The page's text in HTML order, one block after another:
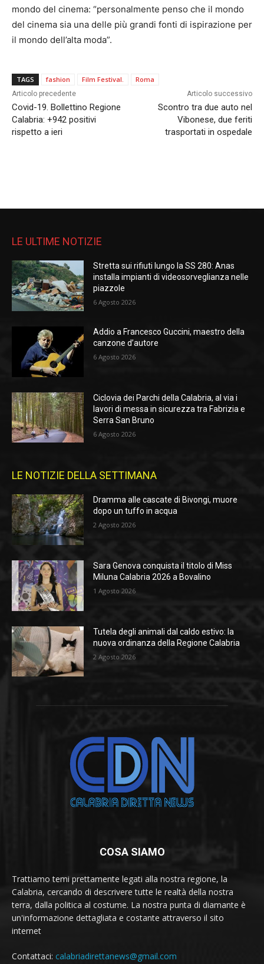
mondo del cinema: “personalmente penso che il mondo
del cinema sia una delle più grandi fonti di ispirazione per
il mondo dell’alta moda”.
TAGS fashion Film Festival. Roma
Articolo precedente
Covid-19. Bollettino Regione
Calabria: +942 positivi
rispetto a ieri
Articolo successivo
Scontro tra due auto nel
Vibonese, due feriti
trasportati in ospedale
LE ULTIME NOTIZIE
Stretta sui rifiuti lungo la SS 280: Anas
installa impianti di videosorveglianza nelle
piazzole
6 Agosto 2026
Addio a Francesco Guccini, maestro della
canzone d’autore
6 Agosto 2026
Ciclovia dei Parchi della Calabria, al via i
lavori di messa in sicurezza tra Fabrizia e
Serra San Bruno
6 Agosto 2026
LE NOTIZIE DELLA SETTIMANA
Dramma alle cascate di Bivongi, muore
dopo un tuffo in acqua
2 Agosto 2026
Sara Genova conquista il titolo di Miss
Miluna Calabria 2026 a Bovalino
1 Agosto 2026
Tutela degli animali dal caldo estivo: la
nuova ordinanza della Regione Calabria
2 Agosto 2026
COSA SIAMO
Trattiamo temi prettamente legati alla nostra regione, la
Calabria, cercando di descrivere tutte le realtà della nostra
terra, dalla politica al costume. La nostra punta di diamante è
un'informazione dettagliata e costante attraverso il sito
internet
Contattaci: calabriadirettanews@gmail.com